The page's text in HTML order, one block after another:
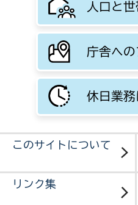
人口と世
庁舎への
休日業務
このサイトについて
リンク集